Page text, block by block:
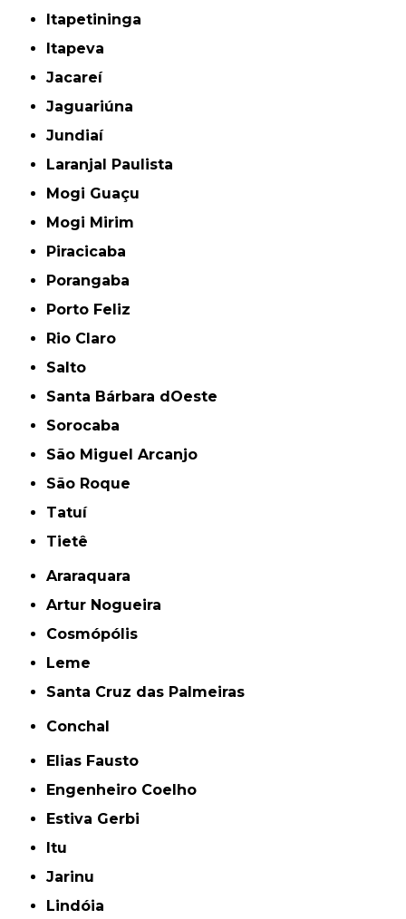
Itapetininga
Itapeva
Jacareí
Jaguariúna
Jundiaí
Laranjal Paulista
Mogi Guaçu
Mogi Mirim
Piracicaba
Porangaba
Porto Feliz
Rio Claro
Salto
Santa Bárbara dOeste
Sorocaba
São Miguel Arcanjo
São Roque
Tatuí
Tietê
Araraquara
Artur Nogueira
Cosmópólis
Leme
Santa Cruz das Palmeiras
Conchal
Elias Fausto
Engenheiro Coelho
Estiva Gerbi
Itu
Jarinu
Lindóia